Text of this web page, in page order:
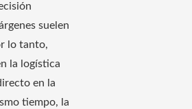
suelen
lo tanto,
la logística
en la
tiempo, la